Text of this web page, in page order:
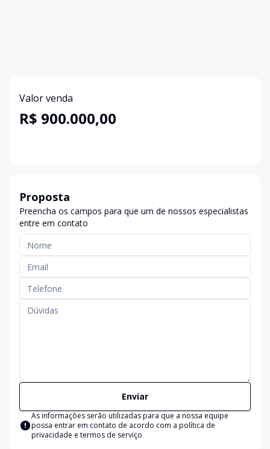
Valor venda
R$ 900.000,00
Proposta
Preencha os campos para que um de nossos especialistas
entre em contato
Enviar
As informações serão utilizadas para que a nossa equipe
possa entrar em contato de acordo com a política de
privacidade e termos de serviço